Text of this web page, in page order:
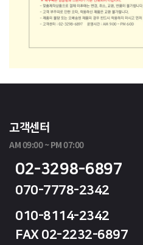
고객센터
AM 09:00 ~ PM 07:00
02-3298-6897
070-7778-2342
010-8114-2342
FAX 02-2232-6897